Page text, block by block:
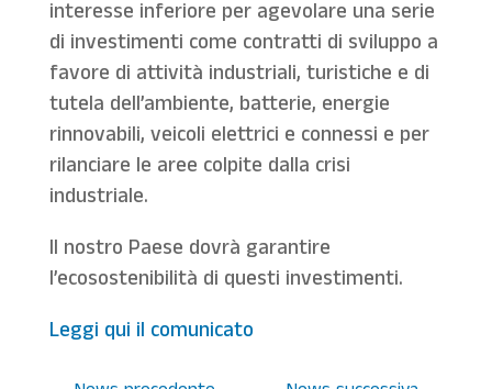
interesse inferiore per agevolare una serie
di investimenti come contratti di sviluppo a
favore di attività industriali, turistiche e di
tutela dell’ambiente, batterie, energie
rinnovabili, veicoli elettrici e connessi e per
rilanciare le aree colpite dalla crisi
industriale.
Il nostro Paese dovrà garantire
l’ecosostenibilità di questi investimenti.
Leggi qui il comunicato